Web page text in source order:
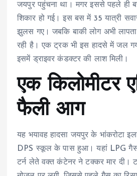
जयपुर पहुंचना था। मगर इससे पहले ही
शिकार हो गई। इस बस में 35 यात्री
झुलस गए। जबकि बाकी लोग अभी
रही है। एक ट्रक भी इस हादसे में जल
इसमें ड्राइवर कंडक्टर की लाश मिली।
एक किलोमीटर
फैली आग
यह भयावह हादसा जयपुर के भांकरोटा
DPS स्कूल के पास हुआ। यहां LPG
टर्न लेते वक्त कंटेनर ने टक्कर मार दी।